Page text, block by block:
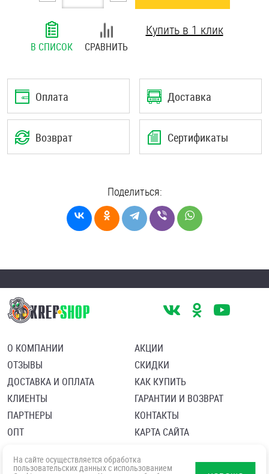
В СПИСОК СРАВНИТЬ
Купить в 1 клик
Оплата Доставка
Возврат Сертификаты
Поделиться:
О КОМПАНИИ
ОТЗЫВЫ
ДОСТАВКА И ОПЛАТА
КЛИЕНТЫ
ПАРТНЕРЫ
ОПТ
АКЦИИ
СКИДКИ
КАК КУПИТЬ
ГАРАНТИИ И ВОЗВРАТ
КОНТАКТЫ
КАРТА САЙТА
Политика в отношении обработки персональных данных
Согласие посетителя сайта на обработку персональных данны
На сайте осуществляется обработка
пользовательских данных с использованием